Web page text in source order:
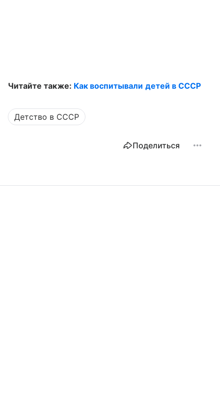
Читайте также: Как воспитывали детей в СССР
Детство в СССР
Поделиться